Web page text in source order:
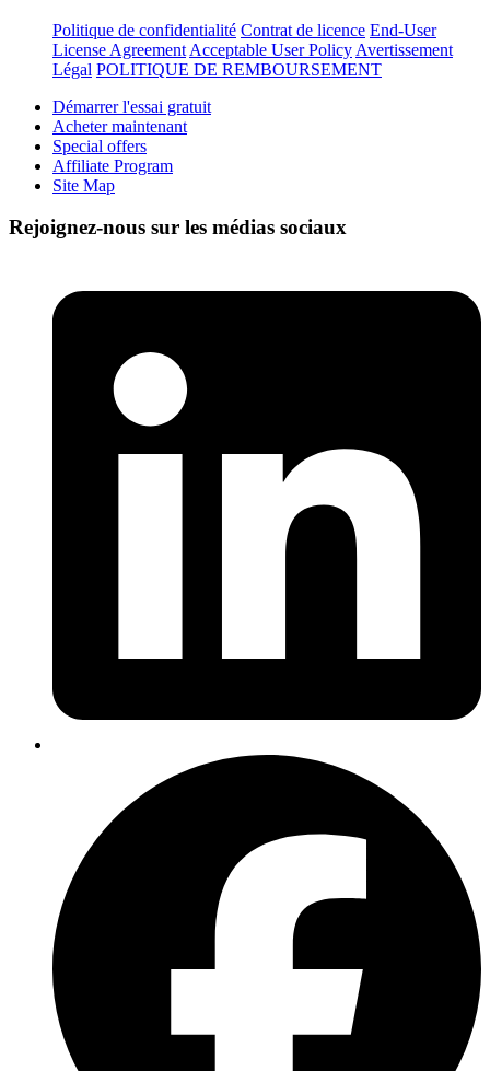
Politique de confidentialité Contrat de licence End-User
License Agreement Acceptable User Policy Avertissement
Légal POLITIQUE DE REMBOURSEMENT
Démarrer l'essai gratuit
Acheter maintenant
Special offers
Affiliate Program
Site Map
Rejoignez-nous sur les médias sociaux